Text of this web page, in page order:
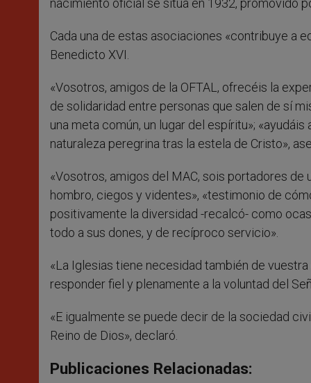
nacimiento oficial se sitúa en 1932, promovido
Cada una de estas asociaciones «contribuye a
Benedicto XVI.
«Vosotros, amigos de la OFTAL, ofrecéis la
de solidaridad entre personas que salen de sí
una meta común, un lugar del espíritu»;
naturaleza peregrina tras la estela de Cristo»,
«Vosotros, amigos del MAC, sois portadores de
hombro, ciegos y videntes», «testimonio de
positivamente la diversidad -recalcó- como
todo a sus dones, y de recíproco servicio».
«La Iglesias tiene necesidad también de
responder fiel y plenamente a la voluntad del
«E igualmente se puede decir de la sociedad
Reino de Dios», declaró.
Publicaciones Relacionadas: